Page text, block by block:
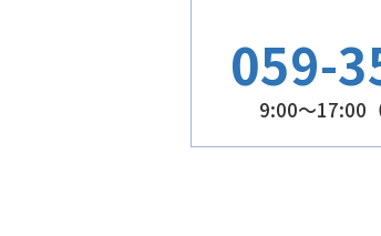
059-
9:00～17:00